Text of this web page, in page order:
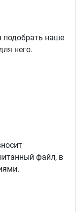
наше
него.
файл, в